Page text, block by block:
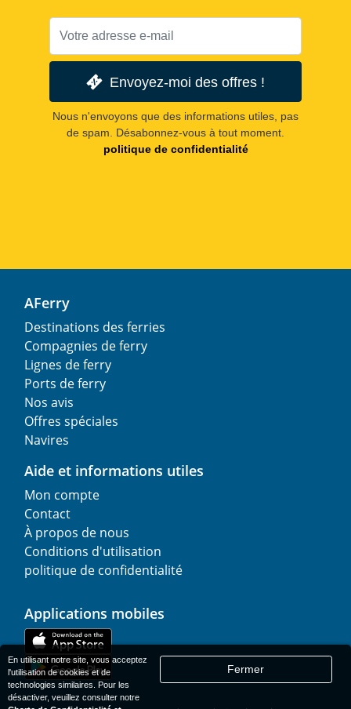
Envoyez-moi des offres !
Nous n'envoyons que des informations utiles, pas
de spam. Désabonnez-vous à tout moment.
politique de confidentialité
AFerry
Destinations des ferries
Compagnies de ferry
Lignes de ferry
Ports de ferry
Nos avis
Offres spéciales
Navires
Aide et informations utiles
Mon compte
Contact
À propos de nous
Conditions d'utilisation
politique de confidentialité
Applications mobiles
En utilisant notre site, vous acceptez
l'utilisation de cookies et de
technologies similaires. Pour les
désactiver, veuillez consulter notre
Fermer